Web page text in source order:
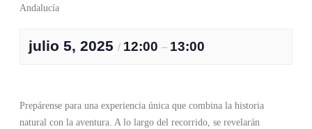
Andalucía
julio 5, 2025 / 12:00 – 13:00
Prepárense para una experiencia única que combina la historia
natural con la aventura. A lo largo del recorrido, se revelarán